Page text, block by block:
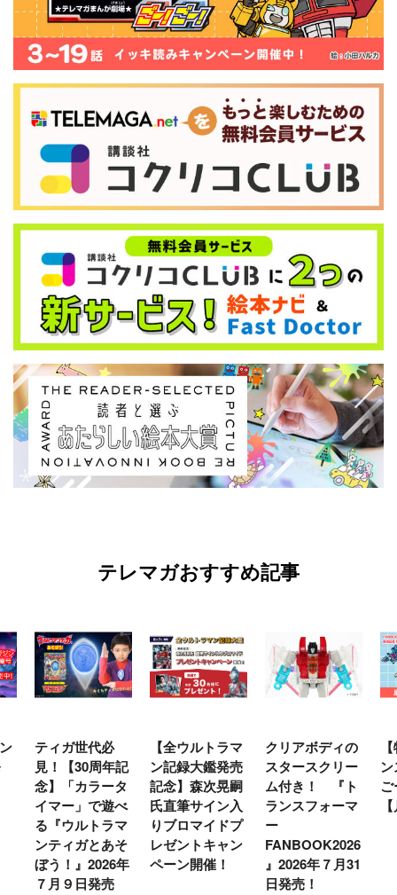
テレマガおすすめ記事
ティガ世代必
見！【30周年記
念】「カラータ
イマー」で遊べ
る『ウルトラマ
ンティガとあそ
ぼう！』2026年
７月９日発売
【全ウルトラマ
ン記録大鑑発売
記念】森次晃嗣
氏直筆サイン入
りブロマイドプ
レゼントキャン
ペーン開催！
クリアボディの
スタースクリー
ム付き！ 『ト
ランスフォーマ
ー
FANBOOK2026
』2026年７月31
日発売！